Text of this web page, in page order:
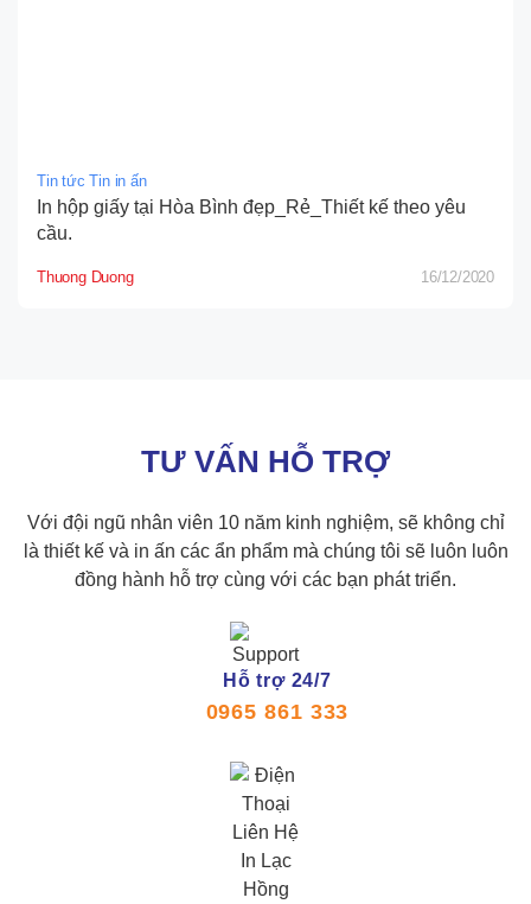
Tin tức Tin in ấn
In hộp giấy tại Hòa Bình đẹp_Rẻ_Thiết kế theo yêu
cầu.
Thuong Duong 16/12/2020
TƯ VẤN HỖ TRỢ
Với đội ngũ nhân viên 10 năm kinh nghiệm, sẽ không chỉ
là thiết kế và in ấn các ẩn phẩm mà chúng tôi sẽ luôn luôn
đồng hành hỗ trợ cùng với các bạn phát triển.
Hỗ trợ 24/7
0965 861 333